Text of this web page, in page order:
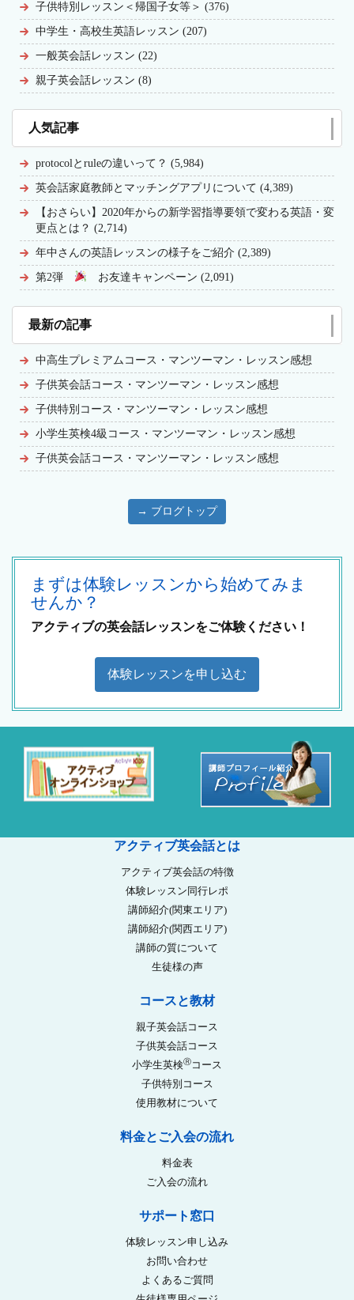
子供特別レッスン＜帰国子女等＞ (376)
中学生・高校生英語レッスン (207)
一般英会話レッスン (22)
親子英会話レッスン (8)
人気記事
protocolとruleの違いって？ (5,984)
英会話家庭教師とマッチングアプリについて (4,389)
【おさらい】2020年からの新学習指導要領で変わる英語・変
更点とは？ (2,714)
年中さんの英語レッスンの様子をご紹介 (2,389)
第2弾 お友達キャンペーン (2,091)
最新の記事
中高生プレミアムコース・マンツーマン・レッスン感想
子供英会話コース・マンツーマン・レッスン感想
子供特別コース・マンツーマン・レッスン感想
小学生英検4級コース・マンツーマン・レッスン感想
子供英会話コース・マンツーマン・レッスン感想
→ ブログトップ
まずは体験レッスンから始めてみま
せんか？
アクティブの英会話レッスンをご体験ください！
体験レッスンを申し込む
アクティブ英会話とは
アクティブ英会話の特徴
体験レッスン同行レポ
講師紹介(関東エリア)
講師紹介(関西エリア)
講師の質について
生徒様の声
コースと教材
親子英会話コース
子供英会話コース
小学生英検Ⓡコース
子供特別コース
使用教材について
料金とご入会の流れ
料金表
ご入会の流れ
サポート窓口
体験レッスン申し込み
お問い合わせ
よくあるご質問